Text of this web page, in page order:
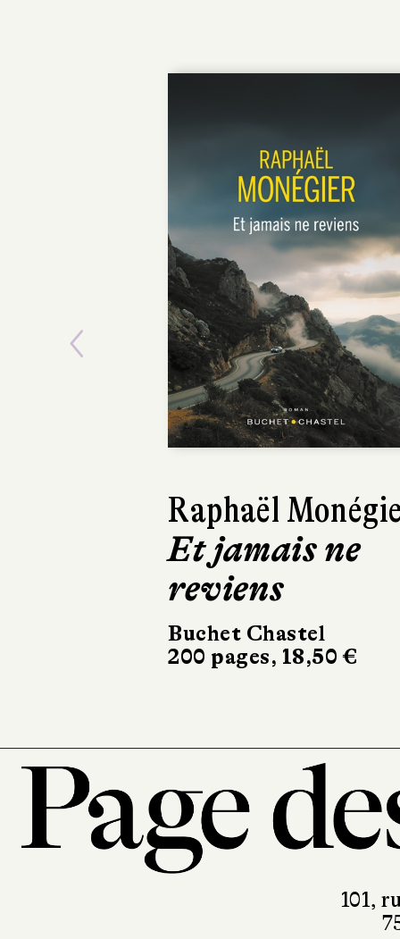
Raphaël
Et jamais ne
reviens
Buchet Chastel
200 pages, 18,50 €
Previous
101,